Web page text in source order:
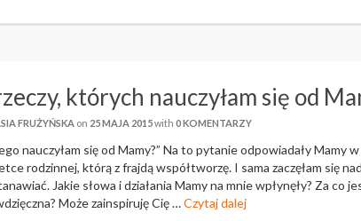
których nauczyłam się od
FRUŻYŃSKA on 25 MAJA 2015with0 KOMENTARZY
nauczyłam się od Mamy?” Na to pytanie odpowiadały Mamy w
rodzinnej, którą z frajdą współtworzę. I sama zaczęłam się
Jakie słowa i działania Mamy na mnie wpłynęły? Za co
Może zainspiruję Cię …Czytaj dalej